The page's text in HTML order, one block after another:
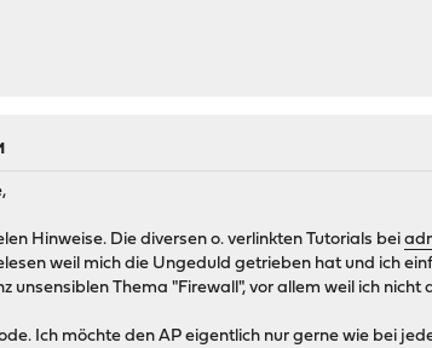
Hinweise. Die diversen o. verlinkten Tutorials bei
weil mich die Ungeduld getrieben hat und ich
unsensiblen Thema "Firewall", vor allem weil ich nicht
Ich möchte den AP eigentlich nur gerne wie bei